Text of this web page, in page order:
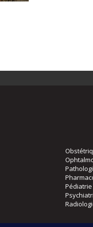
Pédiatrie